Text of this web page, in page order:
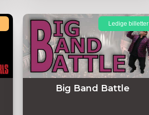
Big Band Battle
Ledige billetter